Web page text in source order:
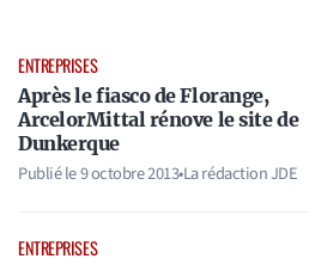
ENTREPRISES
Après le fiasco de Florange,
ArcelorMittal rénove le site de
Dunkerque
Publié le9 octobre 2013•La rédaction JDE
ENTREPRISES